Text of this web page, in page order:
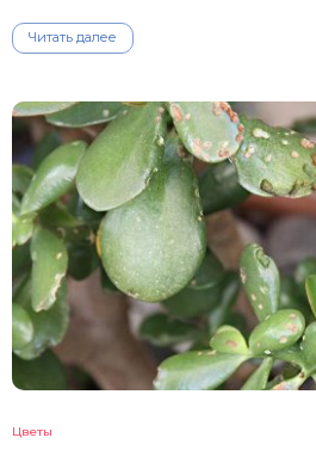
Читать далее
Цветы